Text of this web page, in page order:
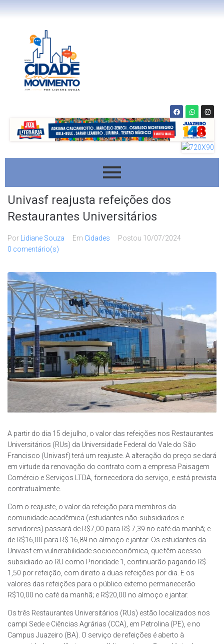
Univasf reajusta refeições dos
Restaurantes Universitários
Por Lidiane Souza Em Cidades Postou 10/07/2024
0 comentário(s)
A partir do dia 15 de julho, o valor das refeições nos Restaurantes
Universitários (RUs) da Universidade Federal do Vale do São
Francisco (Univasf) terá um reajuste. A alteração do preço se dará
em virtude da renovação do contrato com a empresa Paisagem
Comércio e Serviços LTDA, fornecedora do serviço, e está prevista
contratualmente.
Com o reajuste, o valor da refeição para membros da
comunidade acadêmica (estudantes não-subsidiados e
servidores) passará de R$7,00 para R$ 7,39 no café da manhã; e
de R$16,00 para R$ 16,89 no almoço e jantar. Os estudantes da
Univasf em vulnerabilidade socioeconômica, que têm acesso
subsidiado ao RU como Prioridade 1, continuarão pagando R$
1,50 por refeição, com direito a duas refeições por dia. E os
valores das refeições para o público externo permanecerão
R$10,00 no café da manhã; e R$20,00 no almoço e jantar.
Os três Restaurantes Universitários (RUs) estão localizados nos
campi Sede e Ciências Agrárias (CCA), em Petrolina (PE), e no
Campus Juazeiro (BA). O serviço de refeições é aberto à